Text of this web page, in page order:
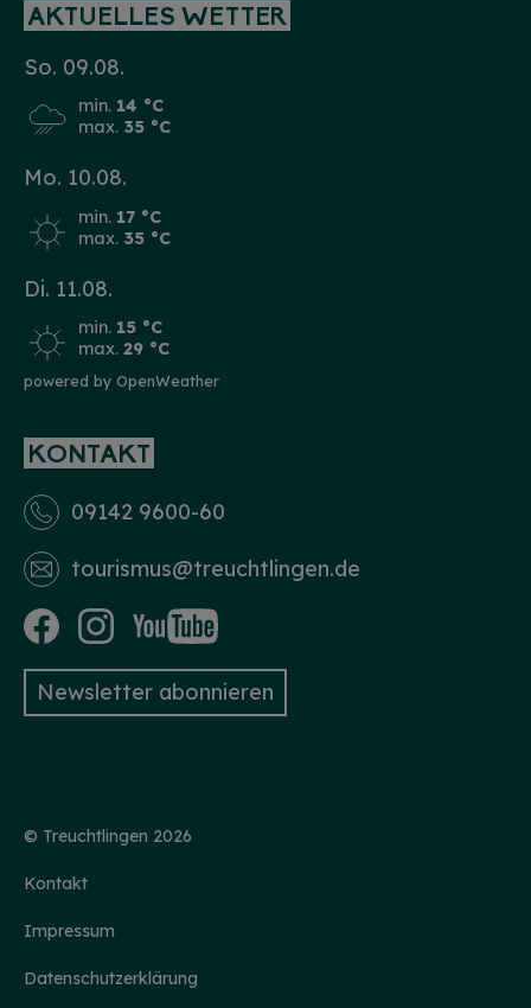
AKTUELLES WETTER
So. 09.08.
min. 14 °C
max. 35 °C
Mo. 10.08.
min. 17 °C
max. 35 °C
Di. 11.08.
min. 15 °C
max. 29 °C
powered by OpenWeather
KONTAKT
09142 9600-60
tourismus­@treuchtlingen.de
Newsletter abonnieren
© Treuchtlingen 2026
Kontakt
Impressum
Datenschutzerklärung
Schlossweihnacht zu sein, den Gästen ein
Lächeln ins Gesicht zu zaubern und Freude und
gerne bei uns!...